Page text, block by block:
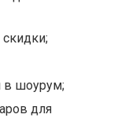
в шоурум;
для